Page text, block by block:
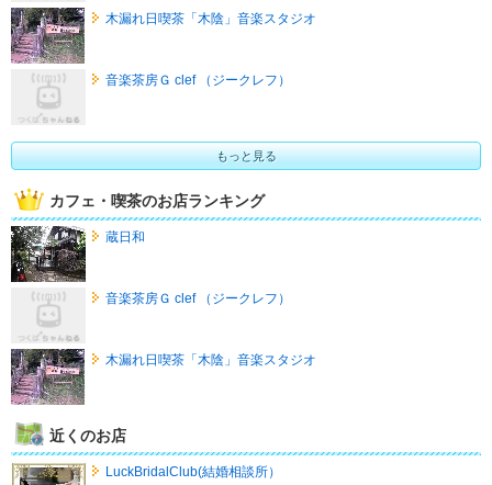
木漏れ日喫茶「木陰」音楽スタジオ
音楽茶房Ｇ clef （ジークレフ）
もっと見る
カフェ・喫茶のお店ランキング
蔵日和
音楽茶房Ｇ clef （ジークレフ）
木漏れ日喫茶「木陰」音楽スタジオ
近くのお店
LuckBridalClub(結婚相談所）